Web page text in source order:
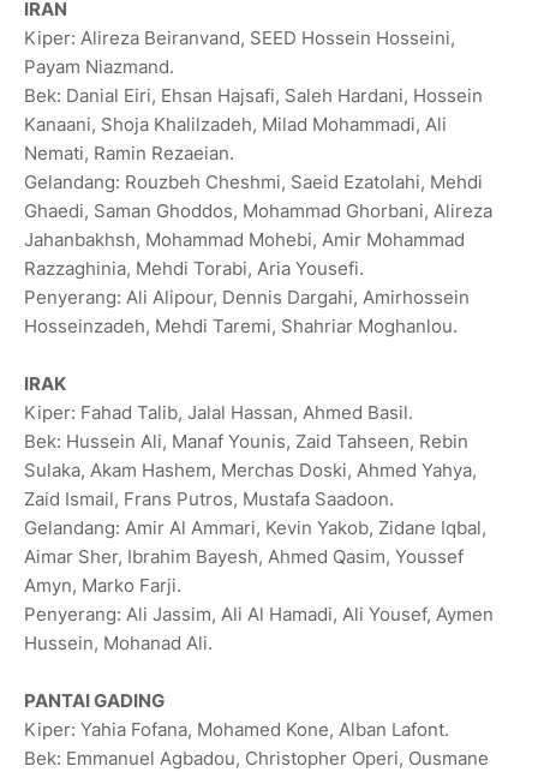
IRAN
Kiper: Alireza Beiranvand, SEED Hossein Hosseini,
Payam Niazmand.
Bek: Danial ⁠Eiri, Ehsan Hajsafi, Saleh Hardani, Hossein
Kanaani, Shoja Khalilzadeh, Milad Mohammadi, Ali
Nemati, Ramin Rezaeian.
Gelandang: Rouzbeh Cheshmi, Saeid Ezatolahi, Mehdi
Ghaedi, Saman Ghoddos, Mohammad Ghorbani, ⁠Alireza
Jahanbakhsh, Mohammad Mohebi, Amir Mohammad
Razzaghinia, Mehdi Torabi, Aria Yousefi.
Penyerang: Ali Alipour, Dennis Dargahi, Amirhossein
Hosseinzadeh, Mehdi Taremi, Shahriar Moghanlou.
IRAK
Kiper: Fahad Talib, Jalal Hassan, Ahmed ⁠Basil.
Bek: Hussein Ali, Manaf Younis, Zaid Tahseen, Rebin
Sulaka, Akam Hashem, Merchas Doski, Ahmed Yahya,
Zaid Ismail, Frans Putros, Mustafa Saadoon.
Gelandang: Amir Al Ammari, Kevin ‌Yakob, Zidane Iqbal,
Aimar Sher, Ibrahim Bayesh, Ahmed Qasim, Youssef
Amyn, Marko Farji.
Penyerang: Ali Jassim, Ali Al Hamadi, Ali ‌Yousef, ‌Aymen
Hussein, Mohanad Ali.
PANTAI GADING
Kiper: Yahia Fofana, Mohamed Kone, Alban Lafont.
Bek: Emmanuel Agbadou, Christopher Operi, Ousmane